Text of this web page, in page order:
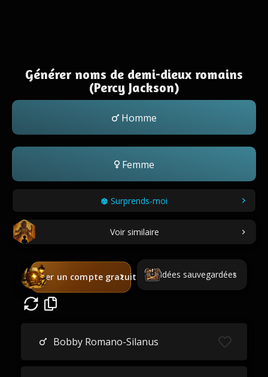
Générer noms de demi-dieux romains
(Percy Jackson)
Homme
Femme
Surprends-moi
Voir similaire
Créer un compte gratuit Idées sauvegardées
Bobby Romano-Silanus